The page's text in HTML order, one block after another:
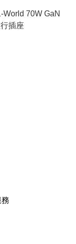
World 70W GaN
插座